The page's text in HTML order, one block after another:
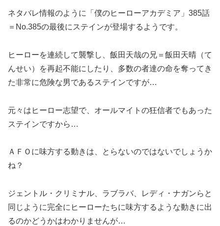
ネタバレ情報のように「僕のヒーローアカデミア」385話
＝No.385の最後にステインが登場するようです。
ヒーローを連続して襲撃し、飯田天哉の兄＝飯田天晴（て
んせい）を再起不能にしたり、多数の者達の命を奪ってき
た非常に危険な男であるステインですが…
元々はヒーロー志望で、オールマイトの狂信者でもあった
ステインですから…
ＡＦＯに味方する動きは、とらないのではないでしょうか
ね？
ジェントル・クリミナル、ラブラバ、レディ・ナガンらと
同じように完全にヒーローたちに味方するような動きに出
るのかどうかはわかりませんが…